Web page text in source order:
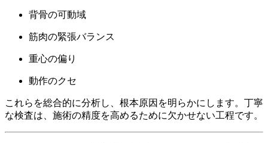
背骨の可動域
筋肉の緊張バランス
重心の偏り
動作のクセ
これらを総合的に分析し、根本原因を明らかにします。丁寧
な検査は、施術の精度を高めるために欠かせない工程です。